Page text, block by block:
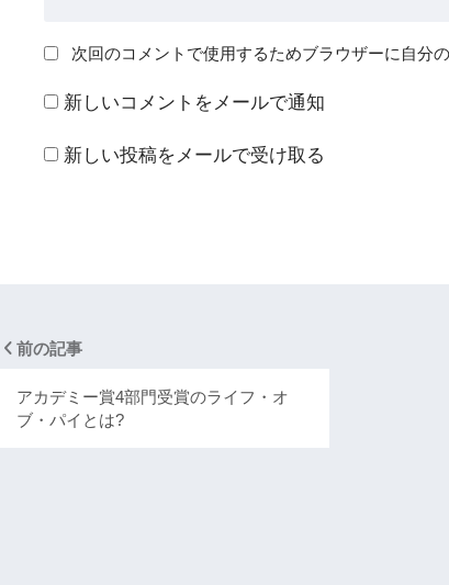
次回のコメントで使用するためブラウザーに自分
新しいコメントをメールで通知
新しい投稿をメールで受け取る
前の記事
アカデミー賞4部門受賞のライフ・オ
ブ・パイとは?